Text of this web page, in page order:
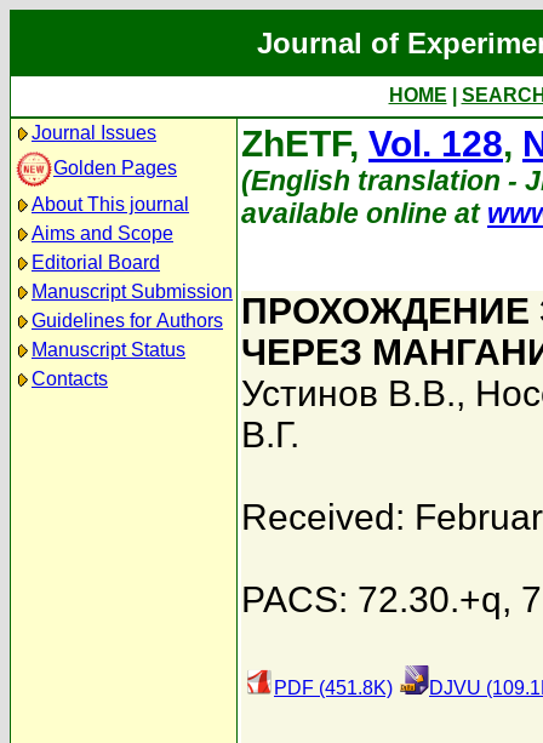
Journal of
HOME
Journal Issues
Golden Pages
About This journal
Aims and Scope
Editorial Board
Manuscript Submission
Guidelines for Authors
Manuscript Status
Contacts
ZhETF, Vol. 128,
(English translation -
available online at
ПРОХОЖДЕНИЕ
ЧЕРЕЗ
Устинов В.В.,
В.Г.
Received:
PACS: 72.30.+q,
PDF (451.8K) DJVU